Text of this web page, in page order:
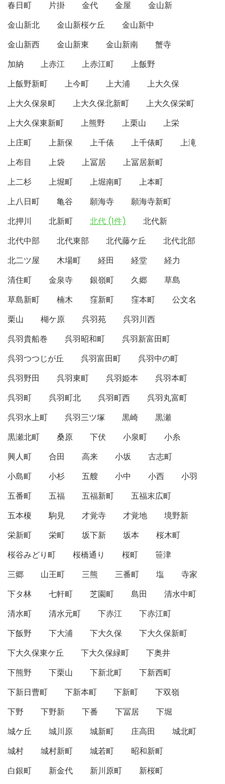
春日町 片掛 金代 金屋
金山新
金山新北
金山新桜ケ丘
金山新中
金山新西
金山新東 金山新南
蟹寺
加納
上赤江 上赤江町
上飯野
上飯野新町
上今町 上大浦
上大久保
上大久保泉町
上大久保北新町
上大久保栄町
上大久保東新町
上熊野 上栗山
上栄
上庄町
上新保 上千俵 上千俵町
上滝
上布目
上袋 上冨居
上冨居新町
上二杉
上堀町 上堀南町
上本町
上八日町
亀谷 願海寺
願海寺新町
北押川
北新町 北代 (1件)
北代新
北代中部
北代東部 北代藤ケ丘
北代北部
北二ツ屋
木場町 経田 経堂
経力
清住町
金泉寺 銀嶺町 久郷
草島
草島新町
楠木 窪新町 窪本町
公文名
栗山
楜ケ原 呉羽苑
呉羽川西
呉羽貴船巻
呉羽昭和町
呉羽新富田町
呉羽つつじが丘
呉羽富田町
呉羽中の町
呉羽野田
呉羽東町 呉羽姫本
呉羽本町
呉羽町
呉羽町北 呉羽町西
呉羽丸富町
呉羽水上町
呉羽三ツ塚 黒崎
黒瀬
黒瀬北町
桑原 下伏 小泉町
小糸
興人町
合田 高来 小坂
古志町
小島町
小杉 五艘 小中 小西
小羽
五番町
五福 五福新町
五福末広町
五本榎
駒見 才覚寺 才覚地
境野新
栄新町
栄町 坂下新 坂本
桜木町
桜谷みどり町
桜橋通り 桜町
笹津
三郷
山王町 三熊 三番町 塩
寺家
下タ林
七軒町 芝園町 島田
清水中町
清水町
清水元町 下赤江
下赤江町
下飯野
下大浦 下大久保
下大久保新町
下大久保東ケ丘
下大久保緑町
下奥井
下熊野
下栗山 下新北町
下新西町
下新日曹町
下新本町 下新町
下双嶺
下野
下野新 下番 下冨居
下堀
城ケ丘
城川原 城新町 庄高田
城北町
城村
城村新町 城若町
昭和新町
白銀町
新金代 新川原町
新桜町